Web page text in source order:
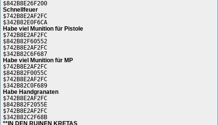
$842B8E26F200
Schnellfeuer
$742B8E2AF2FC
$342B82E0F6CA
Habe viel Munition für Pistole
$742B8E2AF2FC
$842B82F60552
$742B8E2AF2FC
$342B82C6F687
Habe viel Munition für MP
$742B8E2AF2FC
$842B82F0055C
$742B8E2AF2FC
$342B82C0F689
Habe Handgranaten
$742B8E2AF2FC
$842B82F2055E
$742B8E2AF2FC
$342B82C2F68B
**IN DEN RUINEN KRETAS